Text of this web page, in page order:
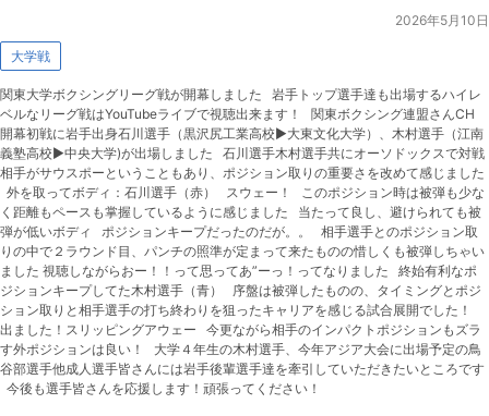
2026年5月10日
大学戦
関東大学ボクシングリーグ戦が開幕しました 岩手トップ選手達も出場するハイレ
ベルなリーグ戦はYouTubeライブで視聴出来ます！ 関東ボクシング連盟さんCH
開幕初戦に岩手出身石川選手（黒沢尻工業高校▶︎大東文化大学）、木村選手（江南
義塾高校▶︎中央大学)が出場しました 石川選手木村選手共にオーソドックスで対戦
相手がサウスポーということもあり、ポジション取りの重要さを改めて感じました
外を取ってボディ：石川選手（赤） スウェー！ このポジション時は被弾も少な
く距離もペースも掌握しているように感じました 当たって良し、避けられても被
弾が低いボディ ポジションキープだったのだが。。 相手選手とのポジション取
りの中で２ラウンド目、パンチの照準が定まって来たものの惜しくも被弾しちゃい
ました 視聴しながらおー！！って思ってあ”ーっ！ってなりました 終始有利なポ
ジションキープしてた木村選手（青） 序盤は被弾したものの、タイミングとポジ
ション取りと相手選手の打ち終わりを狙ったキャリアを感じる試合展開でした！
出ました！スリッピングアウェー 今更ながら相手のインパクトポジションもズラ
す外ポジションは良い！ 大学４年生の木村選手、今年アジア大会に出場予定の鳥
谷部選手他成人選手皆さんには岩手後輩選手達を牽引していただきたいところです
今後も選手皆さんを応援します！頑張ってください！